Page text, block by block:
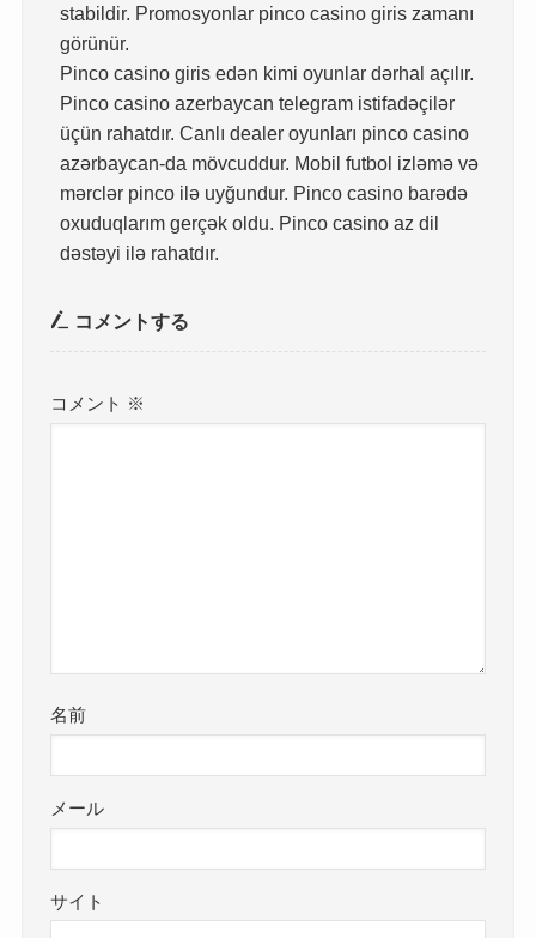
stabildir. Promosyonlar pinco casino giris zamanı
görünür.
Pinco casino giris edən kimi oyunlar dərhal açılır.
Pinco casino azerbaycan telegram istifadəçilər
üçün rahatdır. Canlı dealer oyunları pinco casino
azərbaycan-da mövcuddur. Mobil futbol izləmə və
mərclər pinco ilə uyğundur. Pinco casino barədə
oxuduqlarım gerçək oldu. Pinco casino az dil
dəstəyi ilə rahatdır.
コメントする
コメント ※
名前
メール
サイト